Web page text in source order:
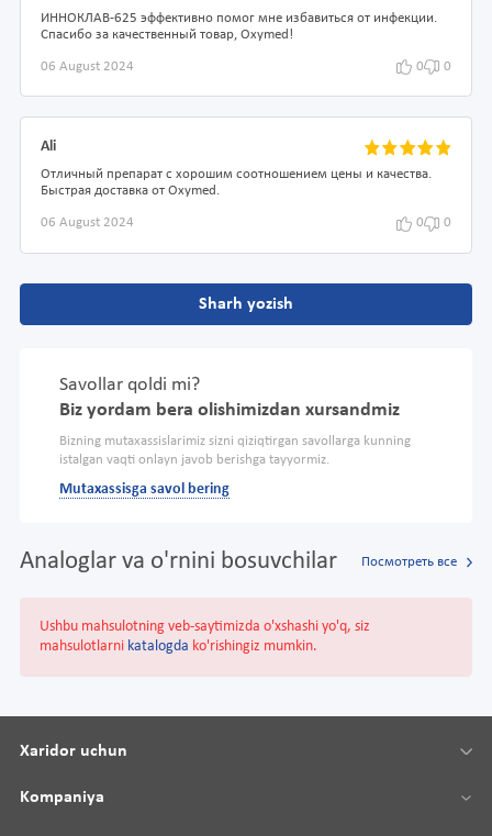
ИННОКЛАВ-625 эффективно помог мне избавиться от инфекции.
Спасибо за качественный товар, Oxymed!
06 August 2024 0 0
Ali
Отличный препарат с хорошим соотношением цены и качества.
Быстрая доставка от Oxymed.
06 August 2024 0 0
Sharh yozish
Savollar qoldi mi?
Biz yordam bera olishimizdan xursandmiz
Bizning mutaxassislarimiz sizni qiziqtirgan savollarga kunning
istalgan vaqti onlayn javob berishga tayyormiz.
Mutaxassisga savol bering
Analoglar va o'rnini bosuvchilar Посмотреть все
Ushbu mahsulotning veb-saytimizda o'xshashi yo'q, siz
mahsulotlarni katalogda ko'rishingiz mumkin.
Xaridor uchun
Kompaniya